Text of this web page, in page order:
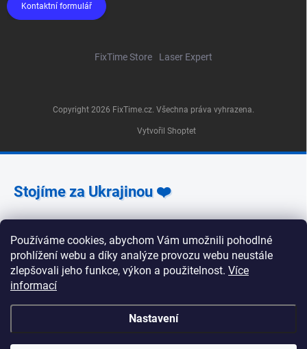
Používáme cookies, abychom Vám umožnili pohodlné
prohlížení webu a díky analýze provozu webu neustále
zlepšovali jeho funkce, výkon a použitelnost. Více
informací
Nastavení
Zlíchově 240/5, Praha 5 Pondělí, úterý, středa, pátek:
zavřeno 📍 Pobočka Korunní 1295/55, Praha 2 Pondělí
Kontaktní formulář
FixTime Store Laser Expert
Vytvořil Shoptet
Copyright 2026 FixTime.cz . Všechna práva vyhrazena.
Stojíme za Ukrajinou ❤️
Jak a čím pomoci »